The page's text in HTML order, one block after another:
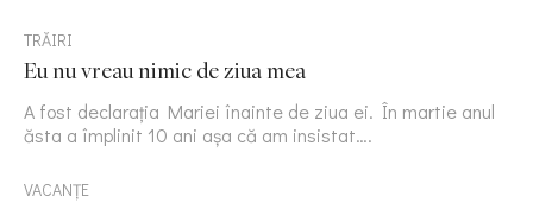
TRĂIRI
Eu nu vreau nimic de ziua mea
A fost declarația Mariei înainte de ziua ei. În martie anul
ăsta a împlinit 10 ani așa că am insistat….
VACANȚE